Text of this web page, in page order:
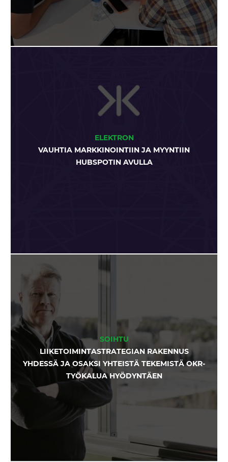
ELEKTRON
VAUHTIA MARKKINOINTIIN JA MYYNTIIN
HUBSPOTIN AVULLA
SOIHTU
LIIKETOIMINTASTRATEGIAN RAKENNUS
YHDESSÄ JA OSAKSI YHTEISTÄ TEKEMISTÄ OKR-
TYÖKALUA HYÖDYNTÄEN